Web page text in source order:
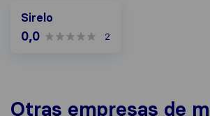
Sirelo
0,0 2
Otras empresas de